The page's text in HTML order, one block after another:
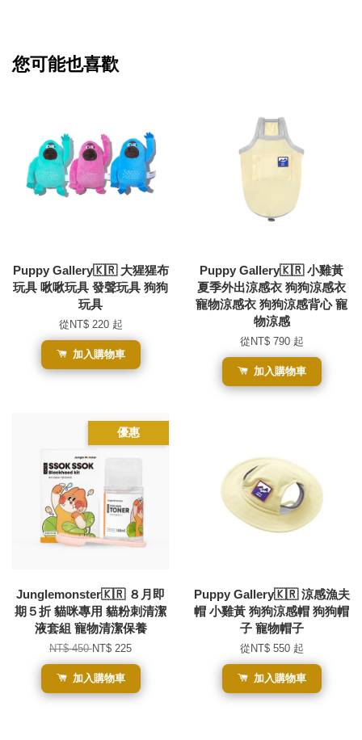
您可能也喜歡
Puppy Gallery🇰🇷 大猩猩布
玩具 啾啾玩具 發聲玩具 狗狗
玩具
從 NT$ 220 起
加入購物車
Puppy Gallery🇰🇷 小雞黃
夏季外出涼感衣 狗狗涼感衣
寵物涼感衣 狗狗涼感背心 寵
物涼感
從 NT$ 790 起
加入購物車
優惠
Junglemonster🇰🇷 ８月即
期５折 貓咪專用 貓粉刺清潔
液套組 寵物清潔保養
NT$ 450NT$ 225
加入購物車
Puppy Gallery🇰🇷 涼感漁夫
帽 小雞黃 狗狗涼感帽 狗狗帽
子 寵物帽子
從 NT$ 550 起
加入購物車